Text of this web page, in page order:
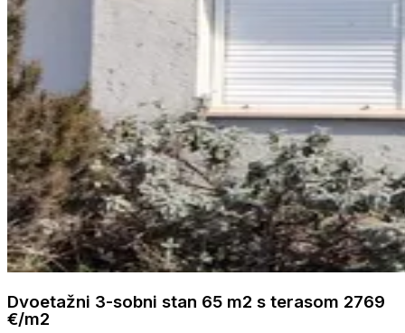
Dvoetažni 3-sobni stan 65 m2 s terasom 2769
€/m2